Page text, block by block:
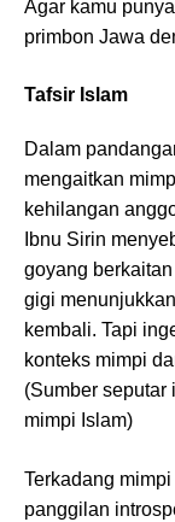
Agar kamu
primbon Jawa
Tafsir Islam
Dalam
mengaitkan
kehilangan
Ibnu Sirin
goyang
gigi
kembali. Tapi
konteks mimpi
(Sumber seputar
mimpi Islam)
Terkadang
panggilan